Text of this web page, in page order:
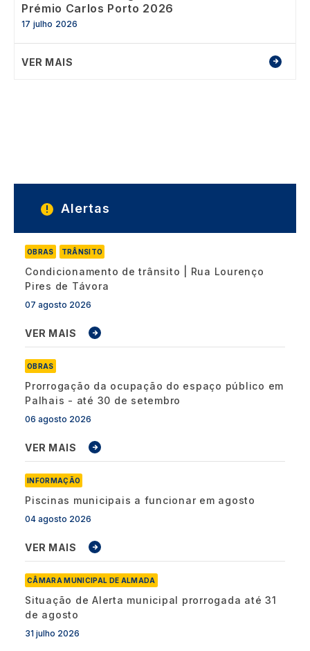
Prémio Carlos Porto 2026
17 julho 2026
VER MAIS
Alertas
OBRAS TRÂNSITO
Condicionamento de trânsito | Rua Lourenço
Pires de Távora
07 agosto 2026
VER MAIS
OBRAS
Prorrogação da ocupação do espaço público em
Palhais - até 30 de setembro
06 agosto 2026
VER MAIS
INFORMAÇÃO
Piscinas municipais a funcionar em agosto
04 agosto 2026
VER MAIS
CÂMARA MUNICIPAL DE ALMADA
Situação de Alerta municipal prorrogada até 31
de agosto
31 julho 2026